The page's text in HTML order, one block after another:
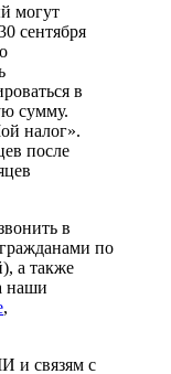
могут
сентября
в
сумму.
налог».
после
в
по
а также
наши
,
и связям с